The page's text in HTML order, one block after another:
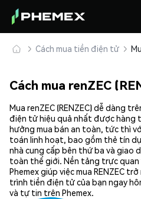
Cách mua tiền điện tử
Cách mua renZEC
Mua renZEC (RENZEC) dễ dàng
điện tử hiệu quả nhất được hàng
hưởng mua bán an toàn, tức thì
toán linh hoạt, bao gồm thẻ tín
nhà cung cấp bên thứ ba và giao
toàn thế giới. Nền tảng trực quan
Phemex giúp việc mua RENZEC
trình tiền điện tử của bạn ngay
và tự tin trên Phemex.